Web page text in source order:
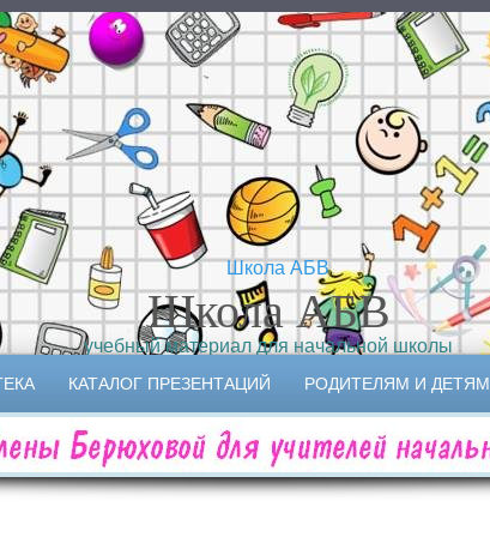
Школа АБВ
учебный материал для начальной школы
КАТАЛОГ ПРЕЗЕНТАЦИЙ РОДИТЕЛЯМ И ДЕТЯМ